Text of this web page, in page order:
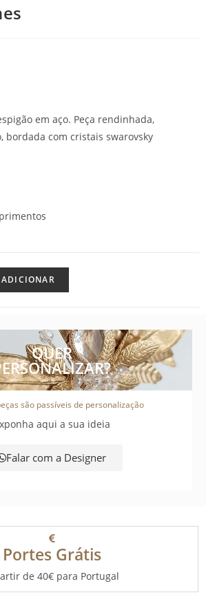
em aço. Peça rendinhada,
bordada com cristais swarovsky
ADICIONAR
QUER
são passíveis de personalização
aqui a sua ideia
Falar com a Designer
Portes Grátis
de 40€ para Portugal